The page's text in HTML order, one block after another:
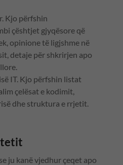
Kjo përfshin
çështjet gjyqësore që
opinione të ligjshme në
detaje për shkrirjen apo
IT. Kjo përfshin listat
çelësat e kodimit,
dhe struktura e rrjetit.
ju kanë vjedhur çeqet apo